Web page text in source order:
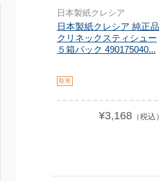
日本製紙クレシア
日本製紙クレシア 純正品
クリネックスティシュー
５箱パック 490175040...
取寄
¥3,168 （税込）